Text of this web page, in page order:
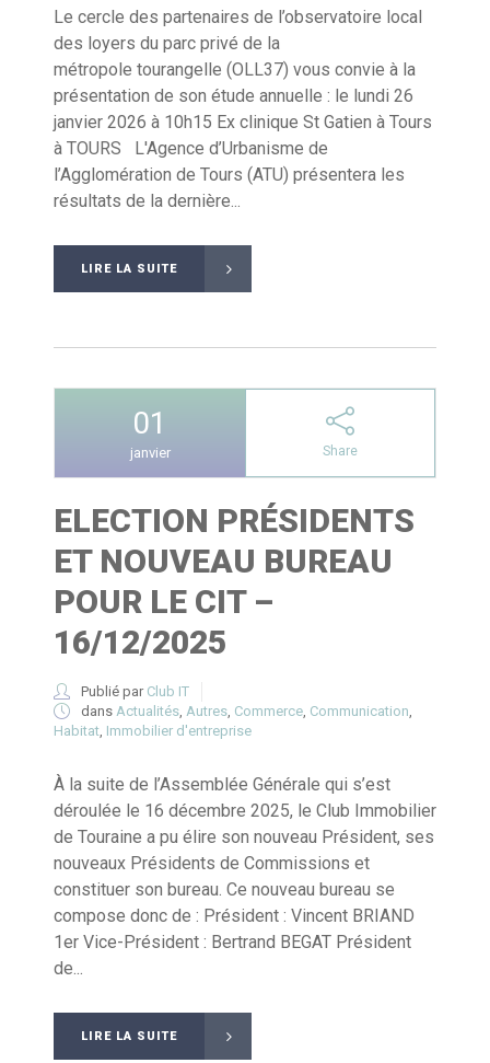
Le cercle des partenaires de l’observatoire local
des loyers du parc privé de la
métropole tourangelle (OLL37) vous convie à la
présentation de son étude annuelle : le lundi 26
janvier 2026 à 10h15 Ex clinique St Gatien à Tours
à TOURS L'Agence d’Urbanisme de
l’Agglomération de Tours (ATU) présentera les
résultats de la dernière...
LIRE LA SUITE
01
janvier Share
ELECTION PRÉSIDENTS
ET NOUVEAU BUREAU
POUR LE CIT –
16/12/2025
Publié par Club IT
dans Actualités, Autres, Commerce, Communication,
Habitat, Immobilier d'entreprise
À la suite de l’Assemblée Générale qui s’est
déroulée le 16 décembre 2025, le Club Immobilier
de Touraine a pu élire son nouveau Président, ses
nouveaux Présidents de Commissions et
constituer son bureau. Ce nouveau bureau se
compose donc de : Président : Vincent BRIAND
1er Vice-Président : Bertrand BEGAT Président
de...
LIRE LA SUITE